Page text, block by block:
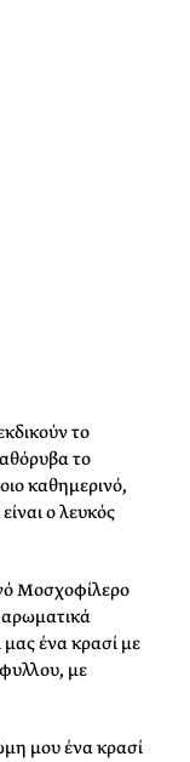
το
το
καθημερινό,
ο λευκός
Μοσχοφίλερο
αρωματικά
ένα κρασί με
με
μου ένα κρασί